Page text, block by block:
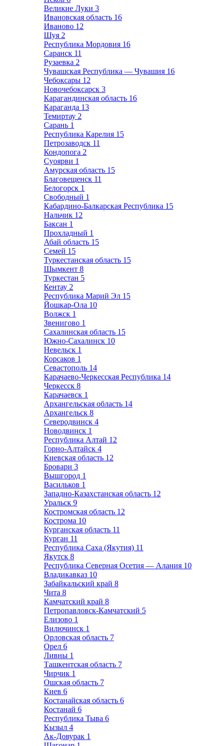
Великие Луки 3
Ивановская область 16
Иваново 12
Шуя 2
Республика Мордовия 16
Саранск 11
Рузаевка 2
Чувашская Республика — Чувашия 16
Чебоксары 12
Новочебоксарск 3
Карагандинская область 16
Караганда 13
Темиртау 2
Сарань 1
Республика Карелия 15
Петрозаводск 11
Кондопога 2
Суоярви 1
Амурская область 15
Благовещенск 11
Белогорск 1
Свободный 1
Кабардино-Балкарская Республика 15
Нальчик 12
Баксан 1
Прохладный 1
Абай область 15
Семей 15
Туркестанская область 15
Шымкент 8
Туркестан 5
Кентау 2
Республика Марий Эл 15
Йошкар-Ола 10
Волжск 1
Звенигово 1
Сахалинская область 15
Южно-Сахалинск 10
Невельск 1
Корсаков 1
Севастополь 14
Карачаево-Черкесская Республика 14
Черкесск 8
Карачаевск 1
Архангельская область 14
Архангельск 8
Северодвинск 4
Новодвинск 1
Республика Алтай 12
Горно-Алтайск 4
Киевская область 12
Бровари 3
Вышгород 1
Васильков 1
Западно-Казахстанская область 12
Уральск 9
Костромская область 12
Кострома 10
Курганская область 11
Курган 11
Республика Саха (Якутия) 11
Якутск 8
Республика Северная Осетия — Алания 10
Владикавказ 10
Забайкальский край 8
Чита 8
Камчатский край 8
Петропавловск-Камчатский 5
Елизово 1
Вилючинск 1
Орловская область 7
Орел 6
Ливны 1
Ташкентская область 7
Чирчик 1
Ошская область 7
Киев 6
Костанайская область 6
Костанай 6
Республика Тыва 6
Кызыл 4
Ак-Довурак 1